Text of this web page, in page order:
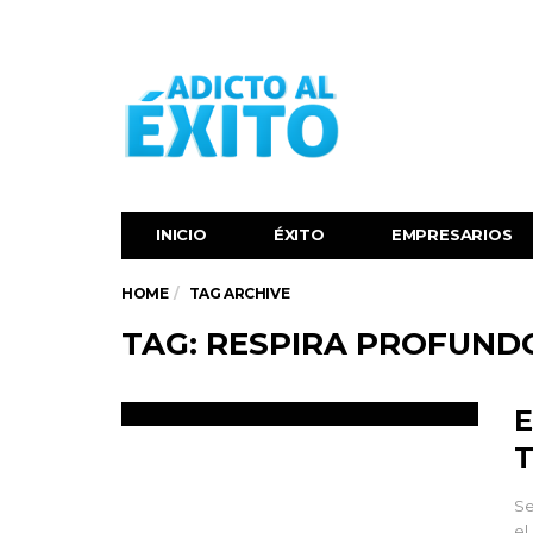
INICIO ÉXITO‬ EMPRESARIOS
HOME TAG ARCHIVE
TAG: RESPIRA